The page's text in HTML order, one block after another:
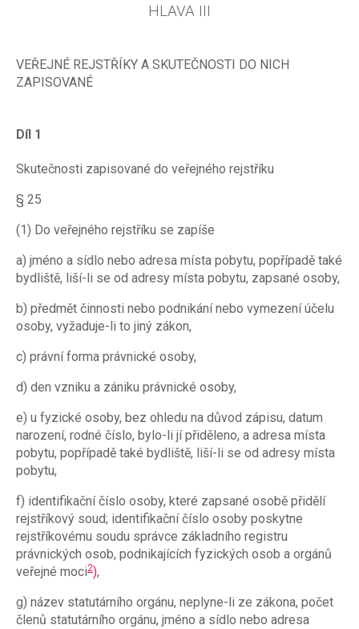
HLAVA III
VEŘEJNÉ REJSTŘÍKY A SKUTEČNOSTI DO NICH
ZAPISOVANÉ
Díl 1
Skutečnosti zapisované do veřejného rejstříku
§ 25
(1) Do veřejného rejstříku se zapíše
a) jméno a sídlo nebo adresa místa pobytu, popřípadě také
bydliště, liší-li se od adresy místa pobytu, zapsané osoby,
b) předmět činnosti nebo podnikání nebo vymezení účelu
osoby, vyžaduje-li to jiný zákon,
c) právní forma právnické osoby,
d) den vzniku a zániku právnické osoby,
e) u fyzické osoby, bez ohledu na důvod zápisu, datum
narození, rodné číslo, bylo-li jí přiděleno, a adresa místa
pobytu, popřípadě také bydliště, liší-li se od adresy místa
pobytu,
f) identifikační číslo osoby, které zapsané osobě přidělí
rejstříkový soud; identifikační číslo osoby poskytne
rejstříkovému soudu správce základního registru
právnických osob, podnikajících fyzických osob a orgánů
veřejné moci2),
g) název statutárního orgánu, neplyne-li ze zákona, počet
členů statutárního orgánu, jméno a sídlo nebo adresa